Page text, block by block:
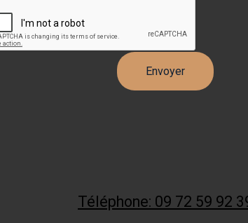
Téléphone: 09 72 59 92